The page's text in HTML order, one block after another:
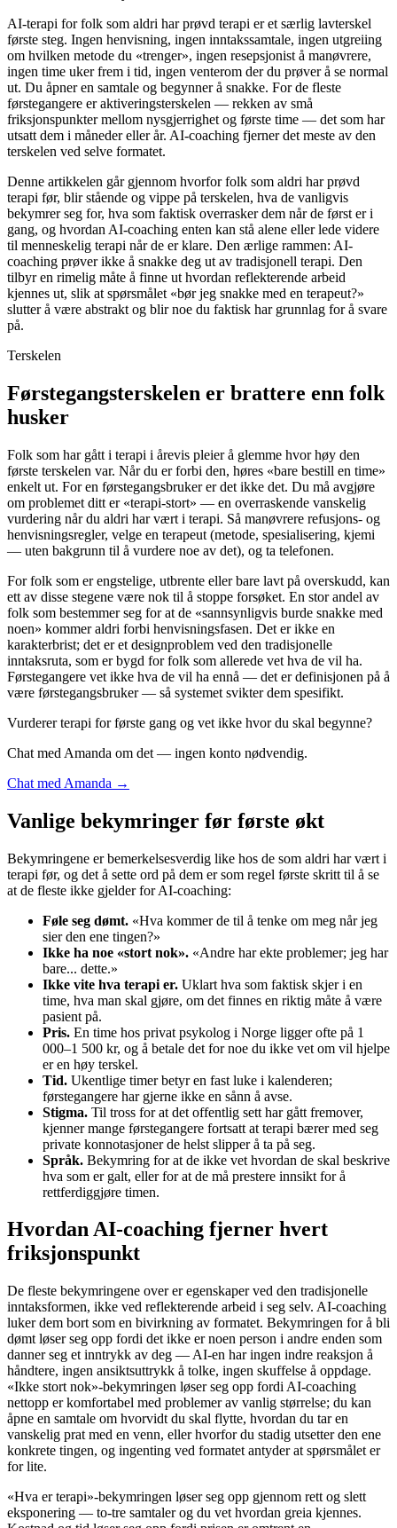
AI-terapi for folk som aldri har prøvd terapi er et særlig lavterskel
første steg. Ingen henvisning, ingen inntakssamtale, ingen utgreiing
om hvilken metode du «trenger», ingen resepsjonist å manøvrere,
ingen time uker frem i tid, ingen venterom der du prøver å se normal
ut. Du åpner en samtale og begynner å snakke. For de fleste
førstegangere er aktiveringsterskelen — rekken av små
friksjonspunkter mellom nysgjerrighet og første time — det som har
utsatt dem i måneder eller år. AI-coaching fjerner det meste av den
terskelen ved selve formatet.
Denne artikkelen går gjennom hvorfor folk som aldri har prøvd
terapi før, blir stående og vippe på terskelen, hva de vanligvis
bekymrer seg for, hva som faktisk overrasker dem når de først er i
gang, og hvordan AI-coaching enten kan stå alene eller lede videre
til menneskelig terapi når de er klare. Den ærlige rammen: AI-
coaching prøver ikke å snakke deg ut av tradisjonell terapi. Den
tilbyr en rimelig måte å finne ut hvordan reflekterende arbeid
kjennes ut, slik at spørsmålet «bør jeg snakke med en terapeut?»
slutter å være abstrakt og blir noe du faktisk har grunnlag for å svare
på.
Terskelen
Førstegangsterskelen er brattere enn folk
husker
Folk som har gått i terapi i årevis pleier å glemme hvor høy den
første terskelen var. Når du er forbi den, høres «bare bestill en time»
enkelt ut. For en førstegangsbruker er det ikke det. Du må avgjøre
om problemet ditt er «terapi-stort» — en overraskende vanskelig
vurdering når du aldri har vært i terapi. Så manøvrere refusjons- og
henvisningsregler, velge en terapeut (metode, spesialisering, kjemi
— uten bakgrunn til å vurdere noe av det), og ta telefonen.
For folk som er engstelige, utbrente eller bare lavt på overskudd, kan
ett av disse stegene være nok til å stoppe forsøket. En stor andel av
folk som bestemmer seg for at de «sannsynligvis burde snakke med
noen» kommer aldri forbi henvisningsfasen. Det er ikke en
karakterbrist; det er et designproblem ved den tradisjonelle
inntaksruta, som er bygd for folk som allerede vet hva de vil ha.
Førstegangere vet ikke hva de vil ha ennå — det er definisjonen på å
være førstegangsbruker — så systemet svikter dem spesifikt.
Vurderer terapi for første gang og vet ikke hvor du skal begynne?
Chat med Amanda om det — ingen konto nødvendig.
Chat med Amanda →
Vanlige bekymringer før første økt
Bekymringene er bemerkelsesverdig like hos de som aldri har vært i
terapi før, og det å sette ord på dem er som regel første skritt til å se
at de fleste ikke gjelder for AI-coaching:
Føle seg dømt. «Hva kommer de til å tenke om meg når jeg
sier den ene tingen?»
Ikke ha noe «stort nok». «Andre har ekte problemer; jeg har
bare... dette.»
Ikke vite hva terapi er. Uklart hva som faktisk skjer i en
time, hva man skal gjøre, om det finnes en riktig måte å være
pasient på.
Pris. En time hos privat psykolog i Norge ligger ofte på 1
000–1 500 kr, og å betale det for noe du ikke vet om vil hjelpe
er en høy terskel.
Tid. Ukentlige timer betyr en fast luke i kalenderen;
førstegangere har gjerne ikke en sånn å avse.
Stigma. Til tross for at det offentlig sett har gått fremover,
kjenner mange førstegangere fortsatt at terapi bærer med seg
private konnotasjoner de helst slipper å ta på seg.
Språk. Bekymring for at de ikke vet hvordan de skal beskrive
hva som er galt, eller for at de må prestere innsikt for å
rettferdiggjøre timen.
Hvordan AI-coaching fjerner hvert
friksjonspunkt
De fleste bekymringene over er egenskaper ved den tradisjonelle
inntaksformen, ikke ved reflekterende arbeid i seg selv. AI-coaching
luker dem bort som en bivirkning av formatet. Bekymringen for å bli
dømt løser seg opp fordi det ikke er noen person i andre enden som
danner seg et inntrykk av deg — AI-en har ingen indre reaksjon å
håndtere, ingen ansiktsuttrykk å tolke, ingen skuffelse å oppdage.
«Ikke stort nok»-bekymringen løser seg opp fordi AI-coaching
nettopp er komfortabel med problemer av vanlig størrelse; du kan
åpne en samtale om hvorvidt du skal flytte, hvordan du tar en
vanskelig prat med en venn, eller hvorfor du stadig utsetter den ene
konkrete tingen, og ingenting ved formatet antyder at spørsmålet er
for lite.
«Hva er terapi»-bekymringen løser seg opp gjennom rett og slett
eksponering — to-tre samtaler og du vet hvordan greia kjennes.